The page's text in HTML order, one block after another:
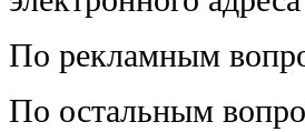
По рекламным
По остальным